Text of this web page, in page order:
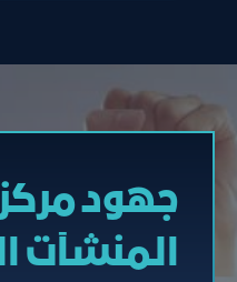
جهود
المنشآت